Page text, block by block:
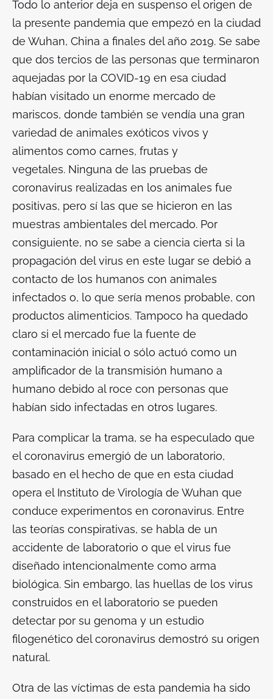
Todo lo anterior deja en suspenso el origen de
la presente pandemia que empezó en la ciudad
de Wuhan, China a finales del año 2019. Se sabe
que dos tercios de las personas que terminaron
aquejadas por la COVID-19 en esa ciudad
habían visitado un enorme mercado de
mariscos, donde también se vendía una gran
variedad de animales exóticos vivos y
alimentos como carnes, frutas y
vegetales. Ninguna de las pruebas de
coronavirus realizadas en los animales fue
positivas, pero sí las que se hicieron en las
muestras ambientales del mercado. Por
consiguiente, no se sabe a ciencia cierta si la
propagación del virus en este lugar se debió a
contacto de los humanos con animales
infectados o, lo que sería menos probable, con
productos alimenticios. Tampoco ha quedado
claro si el mercado fue la fuente de
contaminación inicial o sólo actuó como un
amplificador de la transmisión humano a
humano debido al roce con personas que
habían sido infectadas en otros lugares.
Para complicar la trama, se ha especulado que
el coronavirus emergió de un laboratorio,
basado en el hecho de que en esta ciudad
opera el Instituto de Virología de Wuhan que
conduce experimentos en coronavirus. Entre
las teorías conspirativas, se habla de un
accidente de laboratorio o que el virus fue
diseñado intencionalmente como arma
biológica. Sin embargo, las huellas de los virus
construidos en el laboratorio se pueden
detectar por su genoma y un estudio
filogenético del coronavirus demostró su origen
natural.
Otra de las víctimas de esta pandemia ha sido